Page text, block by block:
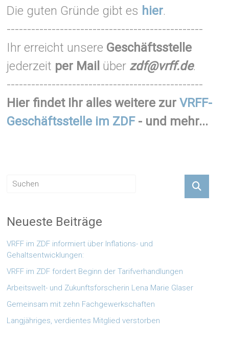
Die guten Gründe gibt es hier.
------------------------------------------------
Ihr erreicht unsere Geschäftsstelle
jederzeit per Mail über zdf@vrff.de.
------------------------------------------------
Hier findet Ihr alles weitere zurVRFF-
Geschäftsstelle im ZDF- und mehr...
Neueste Beiträge
VRFF im ZDF informiert über Inflations- und
Gehaltsentwicklungen:
VRFF im ZDF fordert Beginn der Tarifverhandlungen
Arbeitswelt- und Zukunftsforscherin Lena Marie Glaser
Gemeinsam mit zehn Fachgewerkschaften
Langjähriges, verdientes Mitglied verstorben